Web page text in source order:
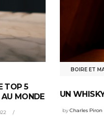
TOP 5
MONDE
BOIRE ET
UN
byCharles Piron